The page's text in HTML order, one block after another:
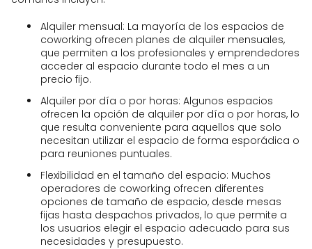
Alquiler mensual: La mayoría de los espacios de
coworking ofrecen planes de alquiler mensuales,
que permiten a los profesionales y emprendedores
acceder al espacio durante todo el mes a un
precio fijo.
Alquiler por día o por horas: Algunos espacios
ofrecen la opción de alquiler por día o por horas, lo
que resulta conveniente para aquellos que solo
necesitan utilizar el espacio de forma esporádica o
para reuniones puntuales.
Flexibilidad en el tamaño del espacio: Muchos
operadores de coworking ofrecen diferentes
opciones de tamaño de espacio, desde mesas
fijas hasta despachos privados, lo que permite a
los usuarios elegir el espacio adecuado para sus
necesidades y presupuesto.